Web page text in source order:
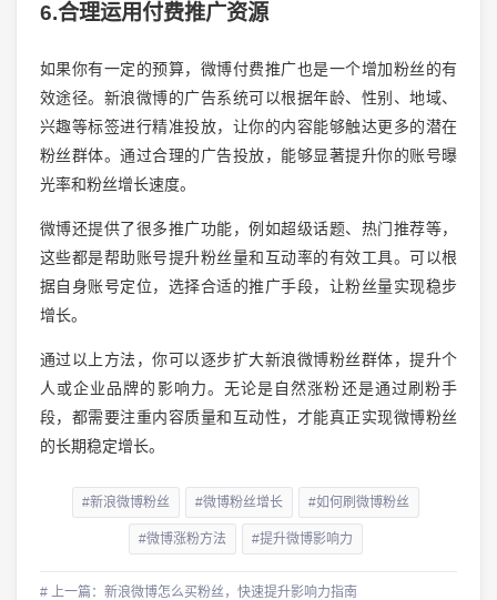
6.合理运用付费推广资源
如果你有一定的预算，微博付费推广也是一个增加粉丝的有
效途径。新浪微博的广告系统可以根据年龄、性别、地域、
兴趣等标签进行精准投放，让你的内容能够触达更多的潜在
粉丝群体。通过合理的广告投放，能够显著提升你的账号曝
光率和粉丝增长速度。
微博还提供了很多推广功能，例如超级话题、热门推荐等，
这些都是帮助账号提升粉丝量和互动率的有效工具。可以根
据自身账号定位，选择合适的推广手段，让粉丝量实现稳步
增长。
通过以上方法，你可以逐步扩大新浪微博粉丝群体，提升个
人或企业品牌的影响力。无论是自然涨粉还是通过刷粉手
段，都需要注重内容质量和互动性，才能真正实现微博粉丝
的长期稳定增长。
#新浪微博粉丝 #微博粉丝增长 #如何刷微博粉丝
#微博涨粉方法 #提升微博影响力
# 上一篇：新浪微博怎么买粉丝，快速提升影响力指南